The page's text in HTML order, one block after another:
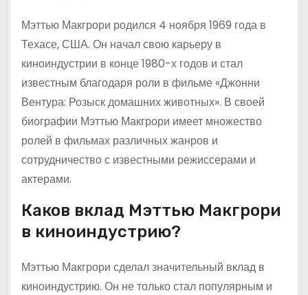
Мэттью Макгрори родился 4 ноября 1969 года в
Техасе, США. Он начал свою карьеру в
киноиндустрии в конце 1980-х годов и стал
известным благодаря роли в фильме «Джонни
Вентура: Розыск домашних животных». В своей
биографии Мэттью Макгрори имеет множество
ролей в фильмах различных жанров и
сотрудничество с известными режиссерами и
актерами.
Каков вклад Мэттью Макгрори
в киноиндустрию?
Мэттью Макгрори сделал значительный вклад в
киноиндустрию. Он не только стал популярным и